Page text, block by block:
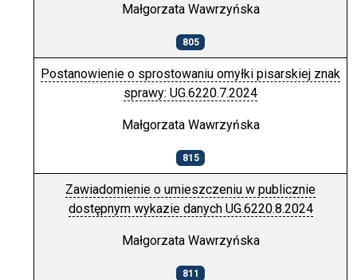
Małgorzata Wawrzyńska
805
Postanowienie o sprostowaniu omyłki pisarskiej znak
sprawy: UG.6220.7.2024
Małgorzata Wawrzyńska
815
Zawiadomienie o umieszczeniu w publicznie
dostępnym wykazie danych UG.6220.8.2024
Małgorzata Wawrzyńska
811